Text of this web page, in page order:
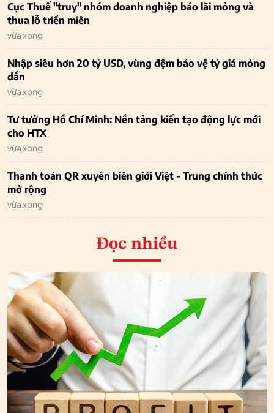
Cục Thuế "truy" nhóm doanh nghiệp báo lãi mỏng và
thua lỗ triền miên
vừa xong
Nhập siêu hơn 20 tỷ USD, vùng đệm bảo vệ tỷ giá mỏng
dần
vừa xong
Tư tưởng Hồ Chí Minh: Nền tảng kiến tạo động lực mới
cho HTX
vừa xong
Thanh toán QR xuyên biên giới Việt - Trung chính thức
mở rộng
vừa xong
Đọc nhiều